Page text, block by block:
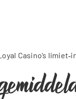
Casino’s